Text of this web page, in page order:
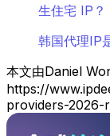
生住宅 IP？
韩国代理IP
本文由Daniel
https://
providers-2026-